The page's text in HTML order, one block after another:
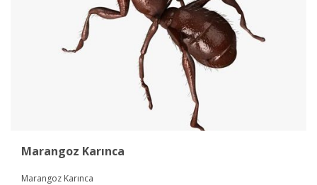
Marangoz Karınca
Marangoz Karınca